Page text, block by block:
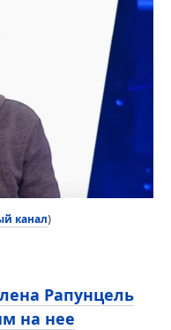
канал)
Рапунцель
на нее